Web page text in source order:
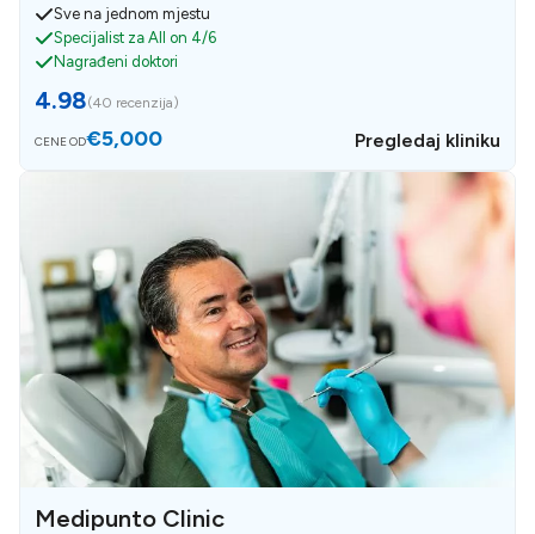
Sve na jednom mjestu
Specijalist za All on 4/6
Nagrađeni doktori
4.98(40 recenzija)
CENE OD€5,000 Pregledaj kliniku
Medipunto Clinic